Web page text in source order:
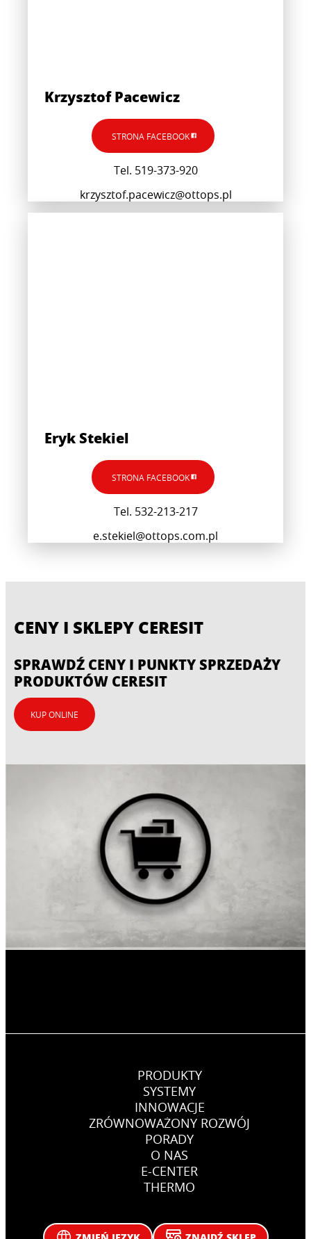
Krzysztof Pacewicz
STRONA FACEBOOK
Tel. 519-373-920
krzysztof.pacewicz@ottops.pl
Eryk Stekiel
STRONA FACEBOOK
Tel. 532-213-217
e.stekiel@ottops.com.pl
CENY I SKLEPY CERESIT
SPRAWDŹ CENY I PUNKTY SPRZEDAŻY
PRODUKTÓW CERESIT
KUP ONLINE
PRODUKTY
SYSTEMY
INNOWACJE
ZRÓWNOWAŻONY ROZWÓJ
PORADY
O NAS
E-CENTER
THERMO